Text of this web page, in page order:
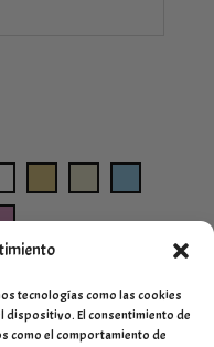
tecnologías como las cookies
dispositivo. El consentimiento de
como el comportamiento de